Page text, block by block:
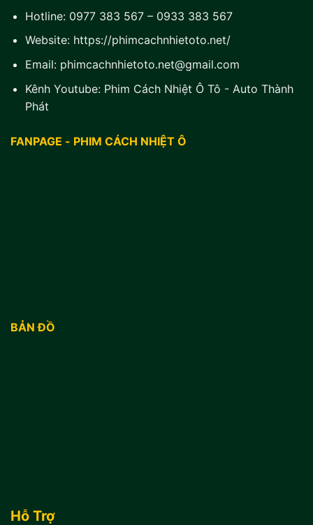
Hotline: 0977 383 567– 0933 383 567
Website: https://phimcachnhietoto.net/
Email: phimcachnhietoto.net@gmail.com
Kênh Youtube: Phim Cách Nhiệt Ô Tô - Auto Thành
Phát
FANPAGE - PHIM CÁCH NHIỆT Ô
BẢN ĐỒ
Hỗ Trợ